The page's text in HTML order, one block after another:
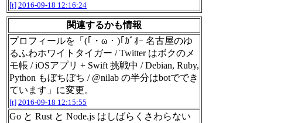
[t] 2016-09-18 12:16:24
関連するかも情報
プロフィールを「(｢・ω・)｢ｶﾞｵｰ 名古屋のゆ
るふわホワイトタイガー / Twitter はボクのメ
モ帳 / iOSアプリ + Swift 挑戦中 / Debian, Ruby,
Python もぼちぼち / @nilab の半分はbotででき
ています」に変更。
[t] 2016-09-18 12:15:55
Go と Rust と Node.js はしばらくさわらない